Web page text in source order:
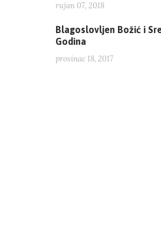
rujan 07, 2018
Blagoslovljen Božić i
Godina
prosinac 18, 2017